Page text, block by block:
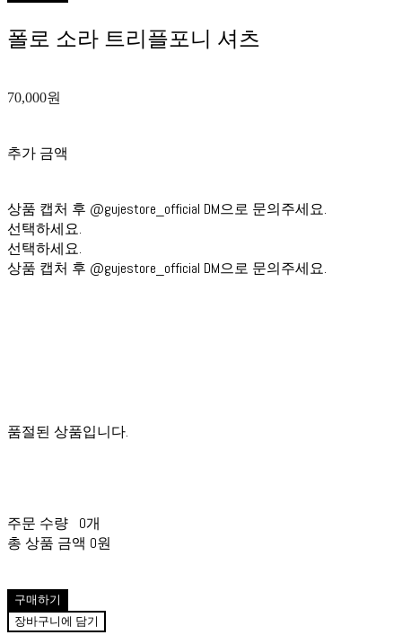
폴로 소라 트리플포니 셔츠
70,000원
추가 금액
상품 캡처 후 @gujestore_official DM으로 문의주세요.
선택하세요.
선택하세요.
상품 캡처 후 @gujestore_official DM으로 문의주세요.
품절된 상품입니다.
주문 수량
0개
총 상품 금액 0원
구매하기
장바구니에 담기